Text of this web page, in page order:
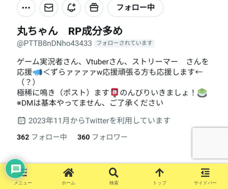
丸ちゃん様は活動者のRPを中心に活動されている
リスナーです。
メニュー ホーム 検索 トップ サイドバー